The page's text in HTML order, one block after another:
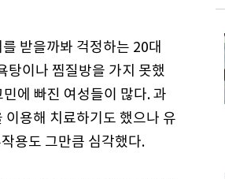
받을까봐 걱정하는 20대
탕이나 찜질방을 가지 못했
에 빠진 여성들이 많다. 과
용해 치료하기도 했으나 유
용도 그만큼 심각했다.